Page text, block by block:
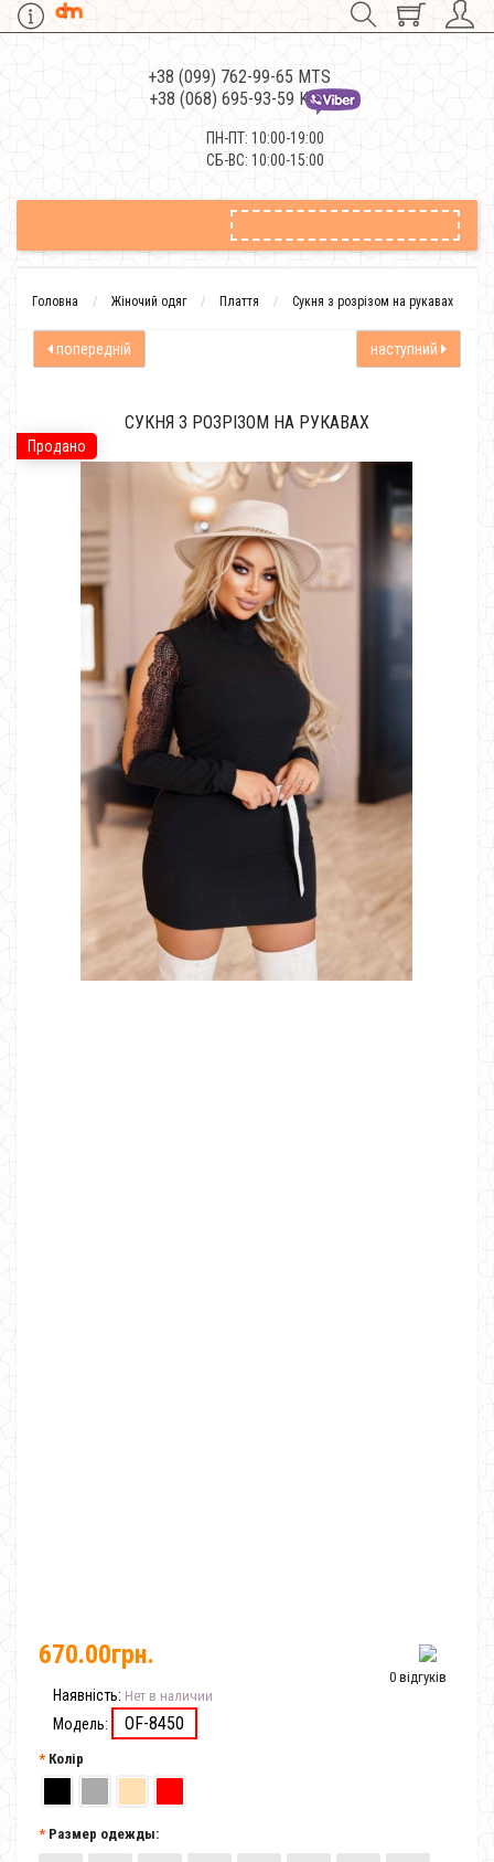
+38 (099) 762-99-65 MTS
+38 (068) 695-93-59 Kievstar
ПН-ПТ: 10:00-19:00
СБ-ВС: 10:00-15:00
Головна Жіночий одяг Плаття Сукня з розрізом на рукавах
попередній наступний
Продано
СУКНЯ З РОЗРІЗОМ НА РУКАВАХ
0 відгуків
670.00грн.
Наявність: Нет в наличии
Модель: OF-8450
Колір
Размер одежды: